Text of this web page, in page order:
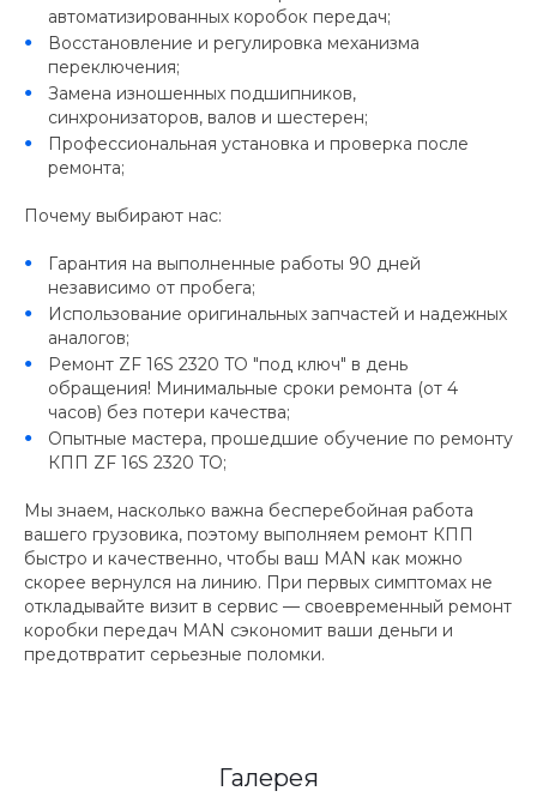
автоматизированных коробок передач;
Восстановление и регулировка механизма
переключения;
Замена изношенных подшипников,
синхронизаторов, валов и шестерен;
Профессиональная установка и проверка после
ремонта;
Почему выбирают нас:
Гарантия на выполненные работы 90 дней
независимо от пробега;
Использование оригинальных запчастей и надежных
аналогов;
Ремонт ZF 16S 2320 TO "под ключ" в день
обращения! Минимальные сроки ремонта (от 4
часов) без потери качества;
Опытные мастера, прошедшие обучение по ремонту
КПП ZF 16S 2320 TO;
Мы знаем, насколько важна бесперебойная работа
вашего грузовика, поэтому выполняем ремонт КПП
быстро и качественно, чтобы ваш MAN как можно
скорее вернулся на линию. При первых симптомах не
откладывайте визит в сервис — своевременный ремонт
коробки передач MAN сэкономит ваши деньги и
предотвратит серьезные поломки.
Галерея